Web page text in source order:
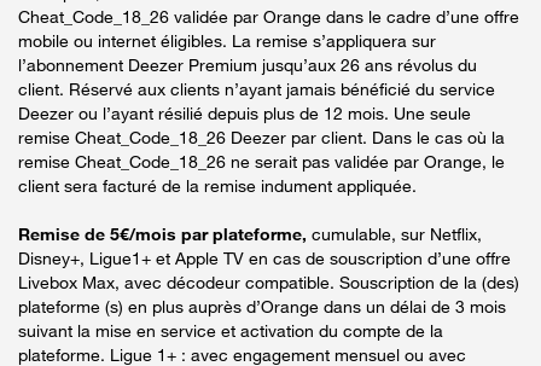
Cheat_Code_18_26 validée par Orange dans le cadre d’une offre
mobile ou internet éligibles. La remise s’appliquera sur
l’abonnement Deezer Premium jusqu’aux 26 ans révolus du
client. Réservé aux clients n’ayant jamais bénéficié du service
Deezer ou l’ayant résilié depuis plus de 12 mois. Une seule
remise Cheat_Code_18_26 Deezer par client. Dans le cas où la
remise Cheat_Code_18_26 ne serait pas validée par Orange, le
client sera facturé de la remise indument appliquée.
Remise de 5€/mois par plateforme, cumulable, sur Netflix,
Disney+, Ligue1+ et Apple TV en cas de souscription d’une offre
Livebox Max, avec décodeur compatible. Souscription de la (des)
plateforme (s) en plus auprès d’Orange dans un délai de 3 mois
suivant la mise en service et activation du compte de la
plateforme. Ligue 1+ : avec engagement mensuel ou avec